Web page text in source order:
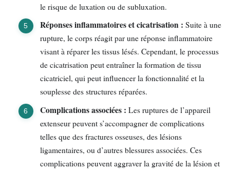
le risque de luxation ou de subluxation.
Réponses inflammatoires et cicatrisation : Suite à une
rupture, le corps réagit par une réponse inflammatoire
visant à réparer les tissus lésés. Cependant, le processus
de cicatrisation peut entraîner la formation de tissu
cicatriciel, qui peut influencer la fonctionnalité et la
souplesse des structures réparées.
Complications associées : Les ruptures de l’appareil
extenseur peuvent s’accompagner de complications
telles que des fractures osseuses, des lésions
ligamentaires, ou d’autres blessures associées. Ces
complications peuvent aggraver la gravité de la lésion et